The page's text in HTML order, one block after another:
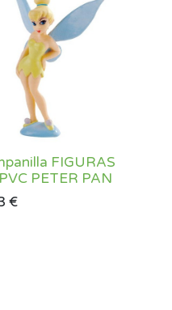
FIGURAS
PETER PAN
€